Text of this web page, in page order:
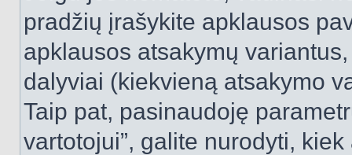
pradžių įrašykite apklausos
apklausos atsakymų
dalyviai (kiekvieną atsakymo
Taip pat, pasinaudoję
vartotojui”, galite nurodyti,